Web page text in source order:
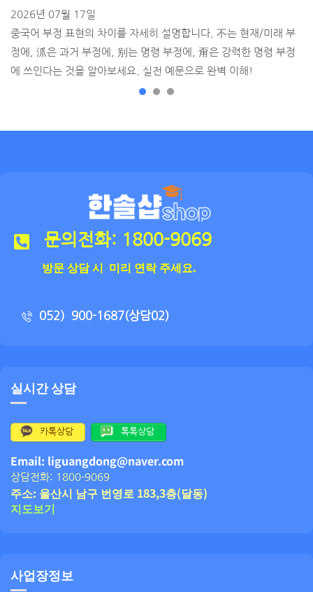
2026년 07월 17일
중국어 부정 표현의 차이를 자세히 설명합니다. 不는 현재/미래 부
정에, 沠은 과거 부정에, 别는 명령 부정에, 甭은 강력한 명령 부정
에 쓰인다는 것을 알아보세요. 실전 예문으로 완벽 이해!
문의전화: 1800-9069
방문 상담 시 미리 연락 주세요.
052）900-1687(상담02)
실시간 상담
카톡상담 톡톡상담
Email: liguangdong@naver.com
상담전화: 1800-9069
주소: 울산시 남구 번영로 183,3층(달동)
지도보기
사업장정보